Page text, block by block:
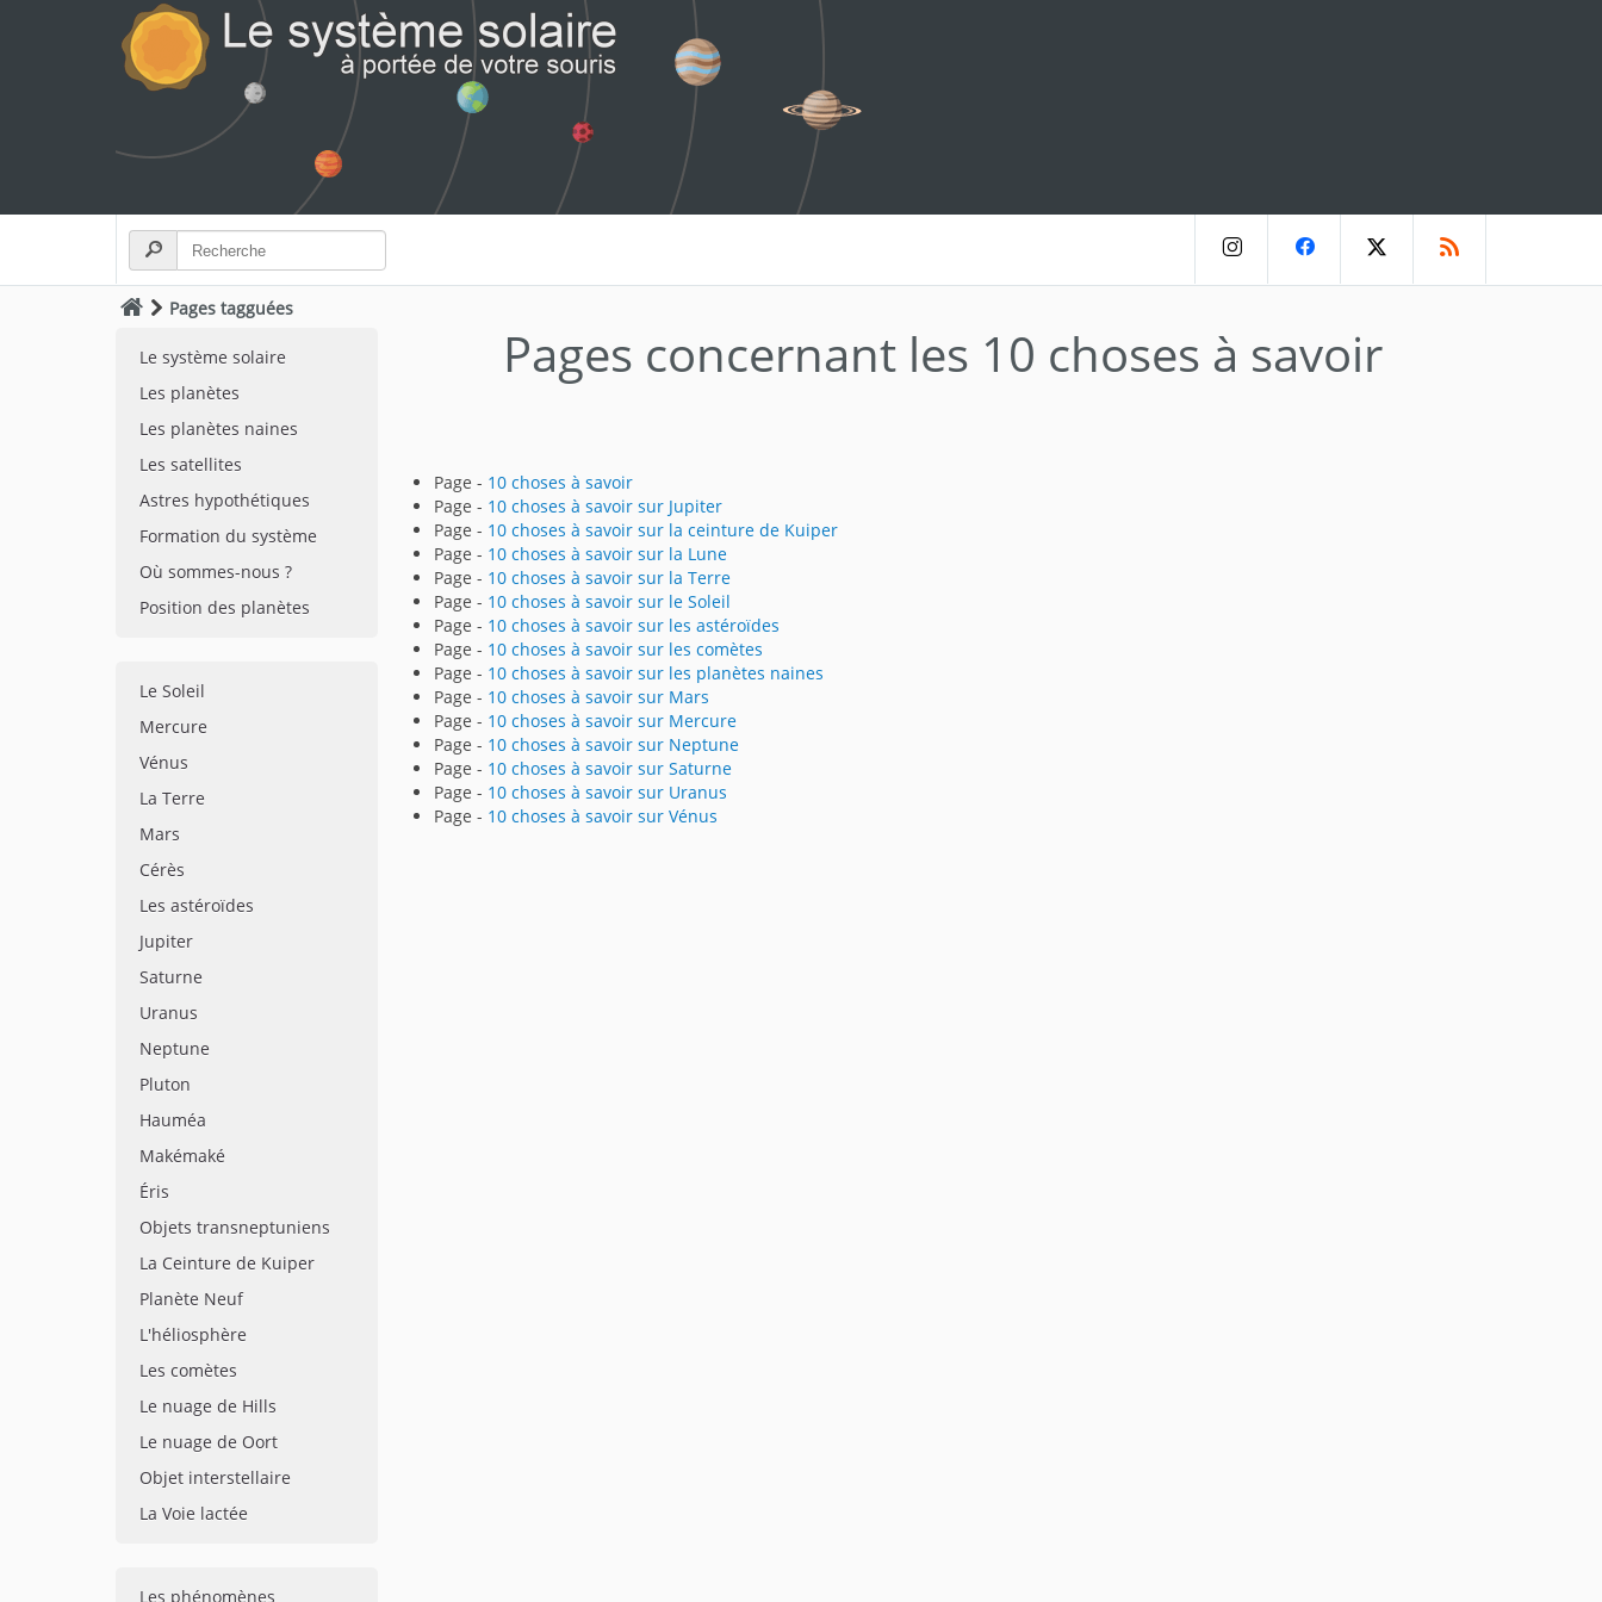
Pages tagguées
Le système solaire
Les planètes
Les planètes naines
Les satellites
Astres hypothétiques
Formation du système
Où sommes-nous ?
Position des planètes
Le Soleil
Mercure
Vénus
La Terre
Mars
Cérès
Les astéroïdes
Jupiter
Saturne
Uranus
Neptune
Pluton
Hauméa
Makémaké
Éris
Objets transneptuniens
La Ceinture de Kuiper
Planète Neuf
L'héliosphère
Les comètes
Le nuage de Hills
Le nuage de Oort
Objet interstellaire
La Voie lactée
Les phénomènes
Pages concernant les 10 choses à savoir
Page - 10 choses à savoir
Page - 10 choses à savoir sur Jupiter
Page - 10 choses à savoir sur la ceinture de Kuiper
Page - 10 choses à savoir sur la Lune
Page - 10 choses à savoir sur la Terre
Page - 10 choses à savoir sur le Soleil
Page - 10 choses à savoir sur les astéroïdes
Page - 10 choses à savoir sur les comètes
Page - 10 choses à savoir sur les planètes naines
Page - 10 choses à savoir sur Mars
Page - 10 choses à savoir sur Mercure
Page - 10 choses à savoir sur Neptune
Page - 10 choses à savoir sur Saturne
Page - 10 choses à savoir sur Uranus
Page - 10 choses à savoir sur Vénus